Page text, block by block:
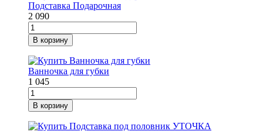
Подставка Подарочная
2 090
В корзину
Ванночка для губки
1 045
В корзину